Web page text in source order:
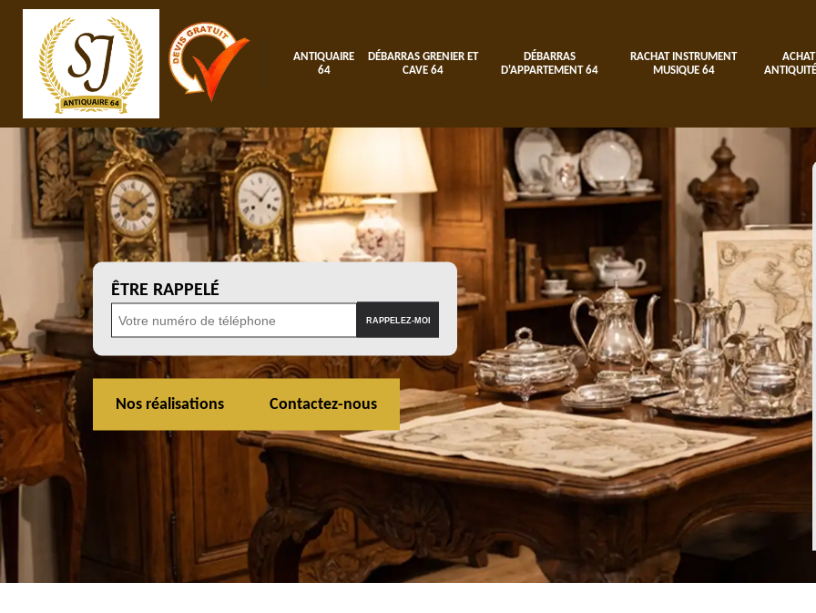
ANTIQUAIRE
64
DÉBARRAS GRENIER ET
CAVE 64
DÉBARRAS
D'APPARTEMENT 64
RACHAT INSTRUMENT
MUSIQUE 64
ACHAT
ÊTRE RAPPELÉ
Nos réalisations Contactez-nous